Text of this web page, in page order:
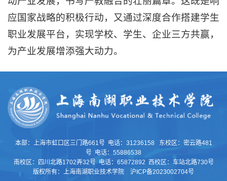
应国家战略的积极行动，又通过深度合作搭建学生
职业发展平台，实现学校、学生、企业三方共赢，
为产业发展增添强大动力。
本部：上海市虹口区三门路661号 电话：31236158 东校区：密云路481
号 电话：55886538
南校区：四川北路1702弄32号 电话：65872892 西校区：车站北路730号
版权所有：上海南湖职业技术学院 沪ICP备2023002704号